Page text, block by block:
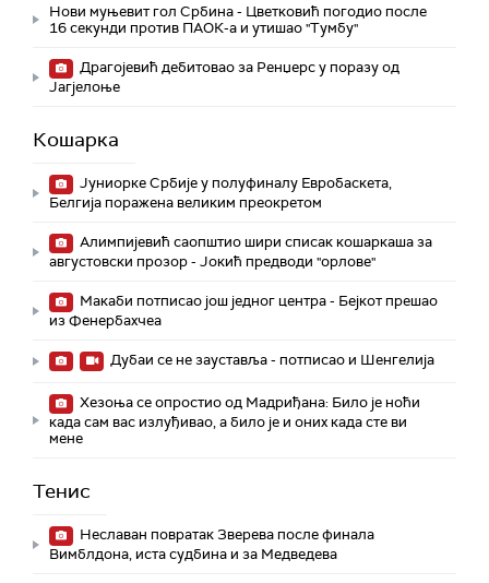
Нови муњевит гол Србина - Цветковић погодио после
16 секунди против ПАОК-а и утишао "Тумбу"
Драгојевић дебитовао за Ренџерс у поразу од
Јагјелоње
Кошарка
Јуниорке Србије у полуфиналу Евробаскета,
Белгија поражена великим преокретом
Алимпијевић саопштио шири списак кошаркаша за
августовски прозор - Јокић предводи "орлове"
Макаби потписао још једног центра - Бејкот прешао
из Фенербахчеа
Дубаи се не зауставља - потписао и Шенгелија
Хезоња се опростио од Мадриђана: Било је ноћи
када сам вас излуђивао, а било је и оних када сте ви
мене
Тенис
Неславан повратак Зверева после финала
Вимблдона, иста судбина и за Медведева